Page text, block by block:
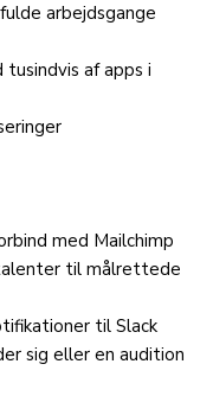
arbejdsgange
af apps i
med Mailchimp
til målrettede
til Slack
sig eller en audition